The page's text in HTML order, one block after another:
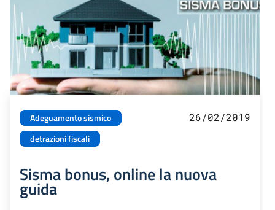
Adeguamento sismico
detrazioni fiscali
26/02/2019
Sisma bonus, online la nuova
guida